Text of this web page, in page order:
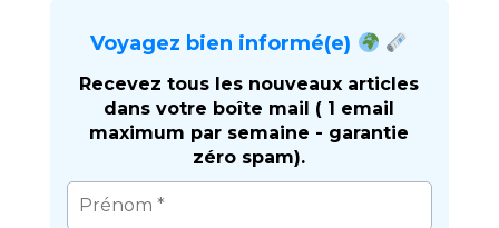
Voyagez bien informé(e)
Recevez tous les nouveaux articles
dans votre boîte mail ( 1 email
maximum par semaine - garantie
zéro spam).